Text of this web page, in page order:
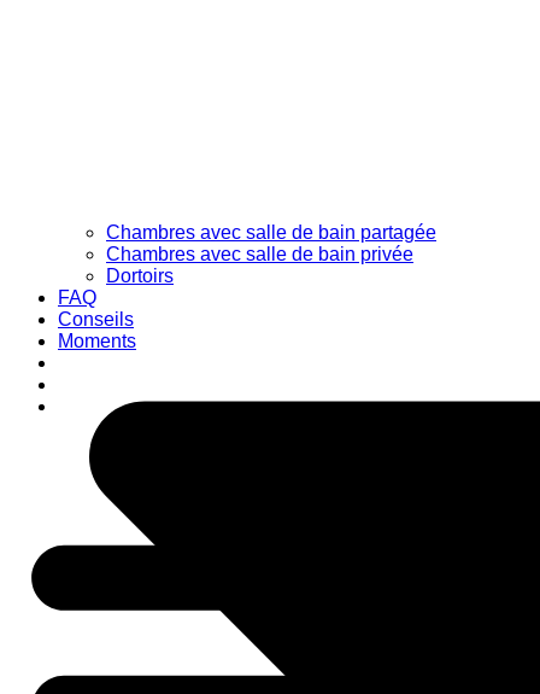
Chambres avec salle de bain partagée
Chambres avec salle de bain privée
Dortoirs
FAQ
Conseils
Moments